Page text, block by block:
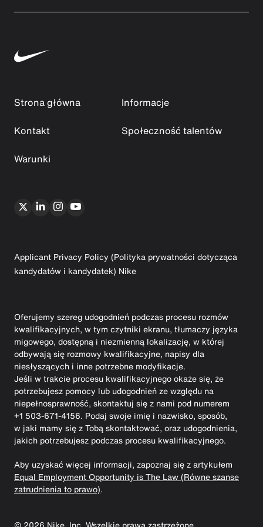
Strona główna
Informacje
Kontakt
Społeczność talentów
Warunki
Applicant Privacy Policy (Polityka prywatności dotycząca
kandydatów i kandydatek) Nike
Oferujemy szereg udogodnień podczas procesu rozmów
kwalifikacyjnych, w tym czytniki ekranu, tłumaczy języka
migowego, dostępną i niezmienną lokalizację, w której
odbywają się rozmowy kwalifikacyjne, napisy dla
niesłyszących i inne potrzebne modyfikacje.
Jeśli w trakcie procesu kwalifikacyjnego okaże się, że
potrzebujesz pomocy lub udogodnień ze względu na
niepełnosprawność, skontaktuj się z nami pod numerem
+1 503-671-4156. Podaj swoje imię i nazwisko, sposób,
w jaki mamy się z Tobą skontaktować, oraz udogodnienia,
jakich potrzebujesz podczas procesu kwalifikacyjnego.
Aby uzyskać więcej informacji, zapoznaj się z artykułem
Equal Employment Opportunity is The Law (Równe szanse
zatrudnienia to prawo).